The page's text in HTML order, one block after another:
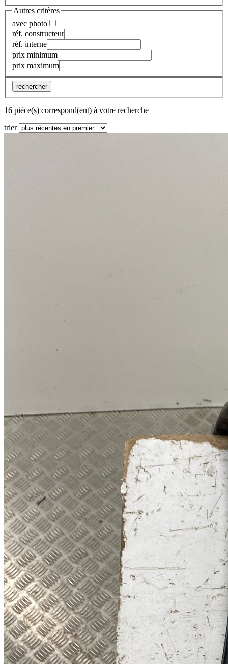
Autres critères
avec photo
réf. constructeur
réf. interne
prix minimum
prix maximum
rechercher
16 pièce(s) correspond(ent) à votre recherche
trier